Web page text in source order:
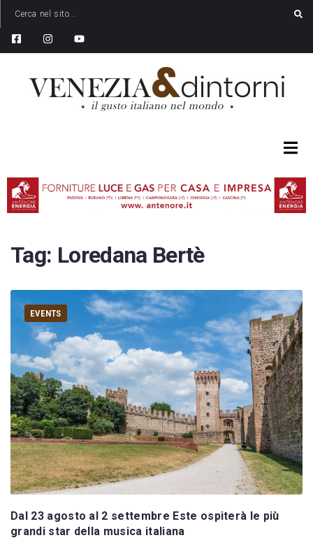
Tag: Loredana Bertè
EVENTS
Dal 23 agosto al 2 settembre Este ospiterà le più
grandi star della musica italiana